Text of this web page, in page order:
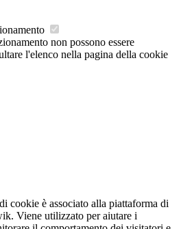
non possono essere
l'elenco nella pagina della cookie
cookie è associato alla piattaforma di
Viene utilizzato per aiutare i